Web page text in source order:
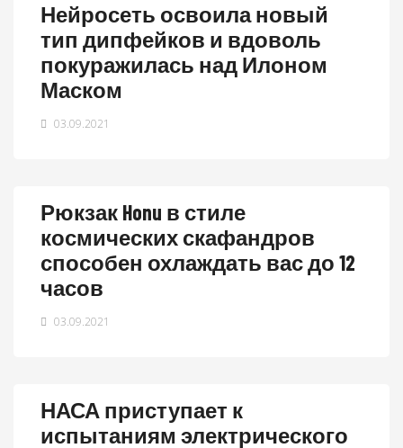
Нейросеть освоила новый
тип дипфейков и вдоволь
покуражилась над Илоном
Маском
03.09.2021
Рюкзак Honu в стиле
космических скафандров
способен охлаждать вас до 12
часов
03.09.2021
НАСА приступает к
испытаниям электрического